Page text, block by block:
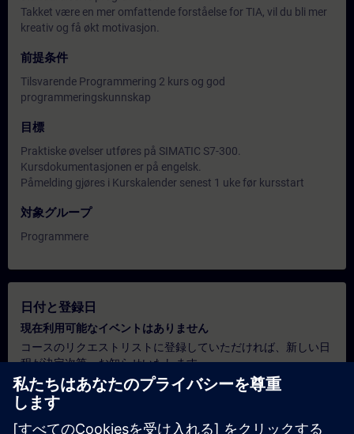
Takket være en mer omfattende forståelse for TIA, vil du bli mer
kreativ og få økt motivasjon.
前提条件
Tilsvarende Programmering 2 kurs og god
programmeringskunnskap
目標
Praktiske øvelser utføres på SIMATIC S7-300.
Kursdokumentasjonen er på engelsk.
Påmelding gjøres i Kurskalender senest 1 uke før kursstart
対象グループ
Programmere
日付と登録日
現在利用可能なイベントはありません
コースのリクエストリストに登録していただければ、新しい日
程が決定次第、お知らせいたします。
通知サービスを有効にする